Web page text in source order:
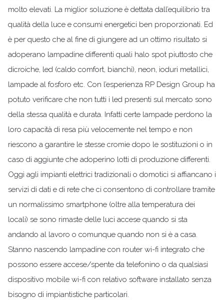
molto elevati. La miglior soluzione è dettata dall’equilibrio tra
qualità della luce e consumi energetici ben proporzionati. Ed
è per questo che al fine di giungere ad un ottimo risultato si
adoperano lampadine differenti quali halo spot piuttosto che
dicroiche, led (caldo comfort, bianchi), neon, ioduri metallici,
lampade al fosforo etc. Con l’esperienza RP Design Group ha
potuto verificare che non tutti i led presenti sul mercato sono
della stessa qualità e durata. Infatti certe lampade perdono la
loro capacità di resa più velocemente nel tempo e non
riescono a garantire le stesse cromie dopo le sostituzioni o in
caso di aggiunte che adoperino lotti di produzione differenti.
Oggi agli impianti elettrici tradizionali o domotici si affiancano i
servizi di dati e di rete che ci consentono di controllare tramite
un normalissimo smartphone (oltre alla temperatura dei
locali) se sono rimaste delle luci accese quando si sta
andando al lavoro o comunque quando non si è a casa.
Stanno nascendo lampadine con router wi-fi integrato che
possono essere accese/spente da telefonino o da qualsiasi
dispositivo mobile wi-fi con relativo software installato senza
bisogno di impiantistiche particolari.